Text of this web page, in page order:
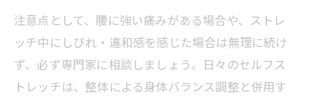
注意点として、腰に強い痛みがある場合や、ストレ
ッチ中にしびれ・違和感を感じた場合は無理に続け
ず、必ず専門家に相談しましょう。日々のセルフス
トレッチは、整体による身体バランス調整と併用す